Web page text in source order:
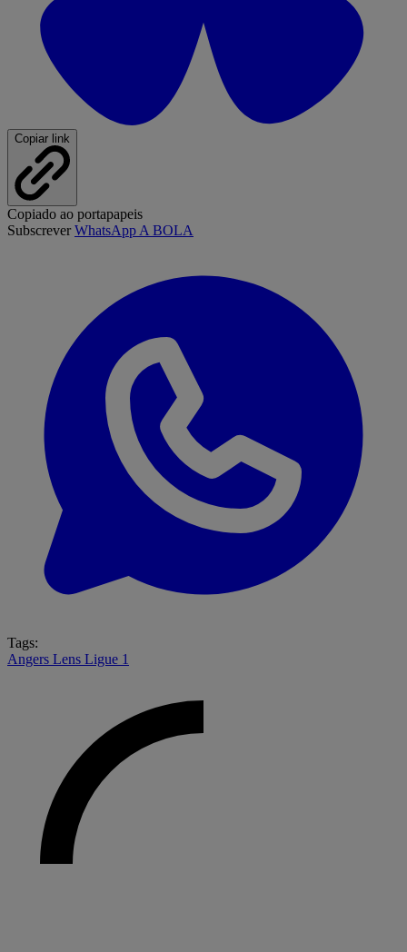
Copiar link
Copiado ao portapapeis
SubscreverWhatsApp A BOLA
Tags:
Angers Lens Ligue 1